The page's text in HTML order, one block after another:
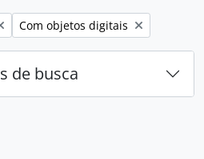
Remover filtro:
Com objetos digitais
de busca